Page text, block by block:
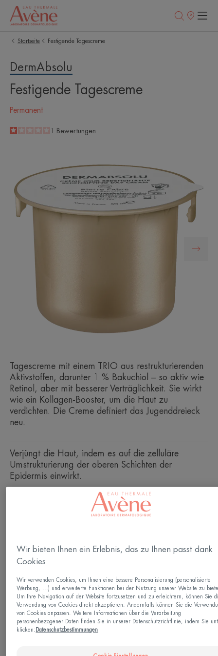
Startseite Festigende Tagescreme
DermAbsolu
Festigende Tagescreme
Permanent
1/5
Bewertungen
Tagescreme mit einem TRIO aus restrukturierenden
Aktivstoffen, darunter 1 % Bakuchiol – so aktiv wie
Retinol, aber mit besserer Verträglichkeit. Sie wirkt
wie ein Kollagen-Booster, um die Haut zu
verdichten. Die Creme definiert das Jugenddreieck
neu.
Verjüngt die Haut, indem es auf die zelluläre
Umstrukturierung der oberen Schichten der
Epidermis einwirkt.
Nachgewiesene Ergebnisse aus klinischen und
Eco-Refill
Eco-
50ml
Kann verwendet werden für
Erwachsene
Hauttyp
Wir bieten Ihnen ein Erlebnis, das zu Ihnen passt dank
Cookies
Wir verwenden Cookies, um Ihnen eine bessere Personalisierung (personalisierte
Werbung, ...) und erweiterte Funktionen bei der Nutzung unserer Website zu
Um Ihre Navigation auf der Website fortzusetzen und zu erleichtern, können Sie
Verwendung von Cookies direkt akzeptieren. Andernfalls können Sie die
von Cookies anpassen. Weitere Informationen über die Verarbeitung
personenbezogener Daten finden Sie in unserer Datenschutzrichtlinie, indem Sie
klicken: Datenschutzbestimmungen